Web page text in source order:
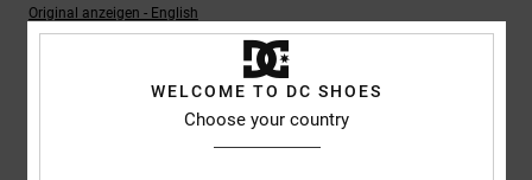
Original anzeigen - English
Komfort: 5/5 Preis-Leistungs-Verhältnis: 5/5 Größe: Perfekte Größe
Ich empfehle dieses Produkt
5/5
WELCOME TO DC SHOES
Choose your country